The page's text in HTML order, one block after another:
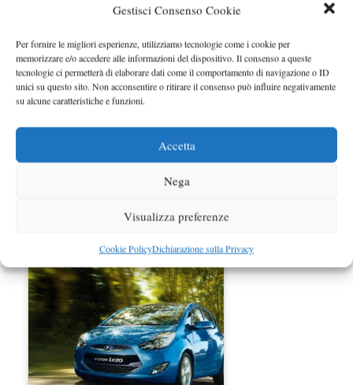
Gestisci Consenso Cookie
Per fornire le migliori esperienze, utilizziamo tecnologie come i cookie per
memorizzare e/o accedere alle informazioni del dispositivo. Il consenso a queste
tecnologie ci permetterà di elaborare dati come il comportamento di navigazione o ID
unici su questo sito. Non acconsentire o ritirare il consenso può influire negativamente
su alcune caratteristiche e funzioni.
Accetta
Nega
Visualizza preferenze
Cookie PolicyDichiarazione sulla Privacy
euro
Safety Pick 2012 dall'IIHS